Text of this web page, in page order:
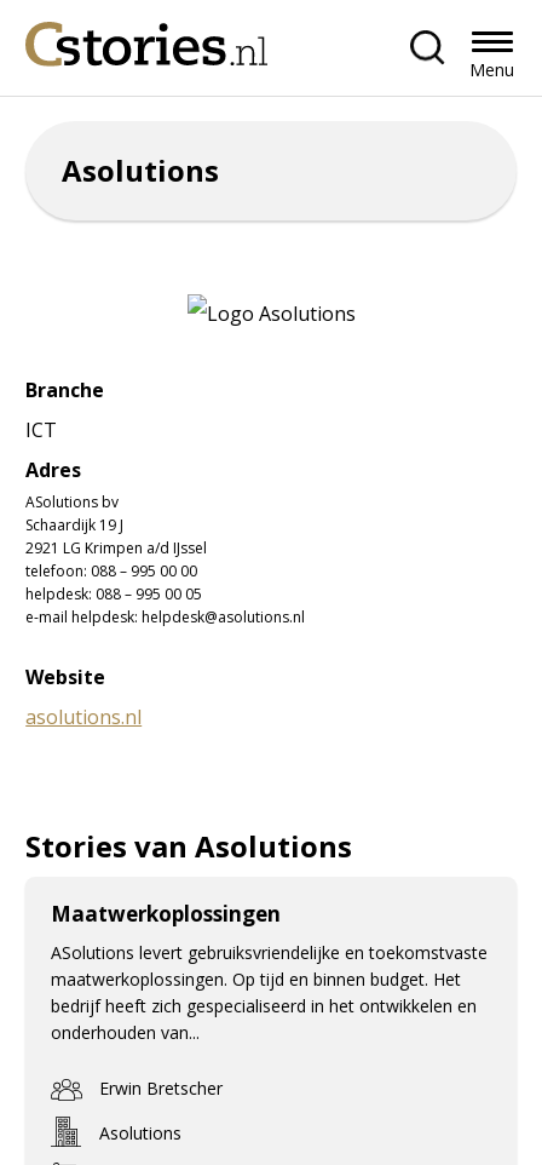
Menu
Asolutions
Branche
ICT
Adres
ASolutions bv
Schaardijk 19 J
2921 LG Krimpen a/d IJssel
telefoon: 088 – 995 00 00
helpdesk: 088 – 995 00 05
e-mail helpdesk: helpdesk@asolutions.nl
Website
asolutions.nl
Stories van Asolutions
Maatwerkoplossingen
ASolutions levert gebruiksvriendelijke en toekomstvaste
maatwerkoplossingen. Op tijd en binnen budget. Het
bedrijf heeft zich gespecialiseerd in het ontwikkelen en
onderhouden van...
Erwin Bretscher
Asolutions